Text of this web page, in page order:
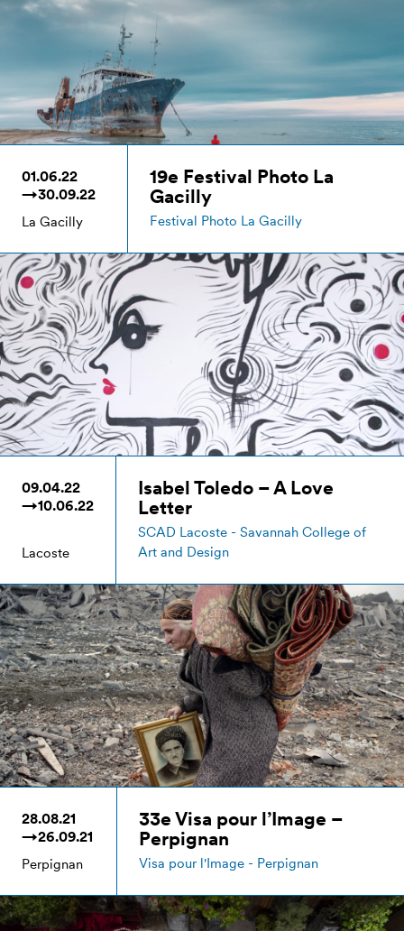
01.06.22
→30.09.22
La Gacilly
19e Festival Photo La
Gacilly
Festival Photo La Gacilly
09.04.22
→10.06.22
Lacoste
Isabel Toledo – A Love
Letter
SCAD Lacoste - Savannah College of
Art and Design
28.08.21
→26.09.21
Perpignan
33e Visa pour l’Image –
Perpignan
Visa pour l'Image - Perpignan